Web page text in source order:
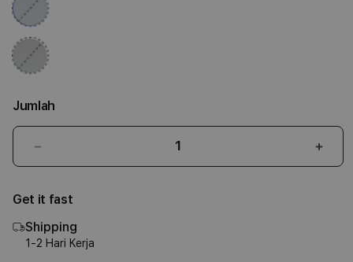
Jumlah
Kurangi
jumlah
iPhone
14
Pro
Max
Get it fast
Shipping
1-2 Hari Kerja